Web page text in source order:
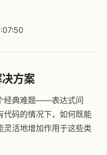
方案
经典难题——表达式问
代码的情况下，如何既能
灵活地增加作用于这些类